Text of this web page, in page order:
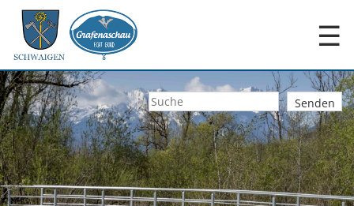
☰